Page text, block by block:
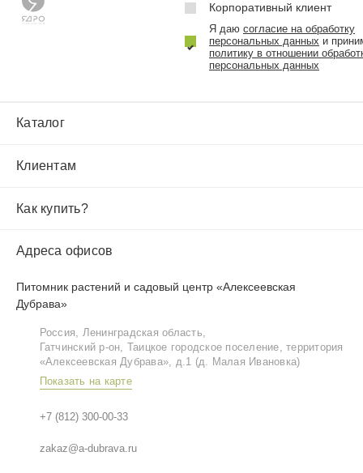
Каталог
Клиентам
Как купить?
Адреса офисов
Питомник растений и садовый центр «Алексеевская
Дубрава»
Россия, Ленинградская область,
Гатчинский р‑он, Таицкое городское поселение, территория
«Алексеевская Дубрава», д.1 (д. Малая Ивановка)
Показать на карте
+7 (812) 300-00-33
zakaz@a-dubrava.ru
Корпоративный клиент
Я даю согласие на обработку
персональных данных и
политику в отношении
персональных данных